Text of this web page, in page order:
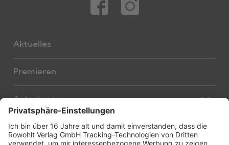
Aktuelles
Premieren
Autor:innen
Übersetzer:innen
Bearbeiter:innen
Stücke